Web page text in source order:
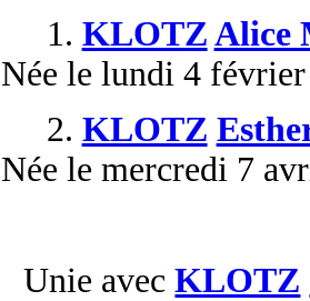
1. KLOTZ Alice
Née le lundi 4 février
2. KLOTZ
Née le mercredi 7
Unie avecKLOTZ